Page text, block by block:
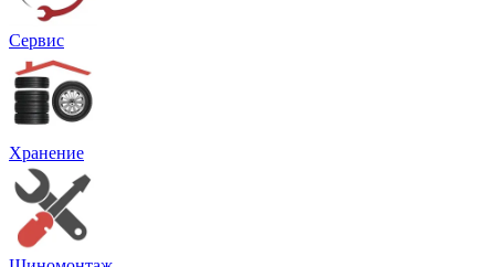
Сервис
Хранение